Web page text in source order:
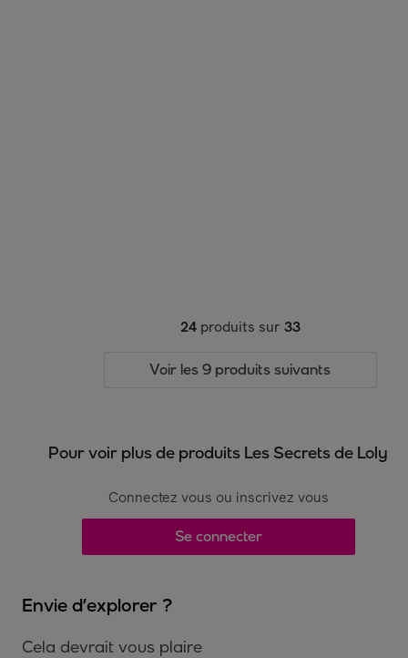
24 produits sur 33
Voir les 9 produits suivants
Pour voir plus de produits Les Secrets de Loly
Connectez vous ou inscrivez vous
Se connecter
Envie d’explorer ?
Cela devrait vous plaire